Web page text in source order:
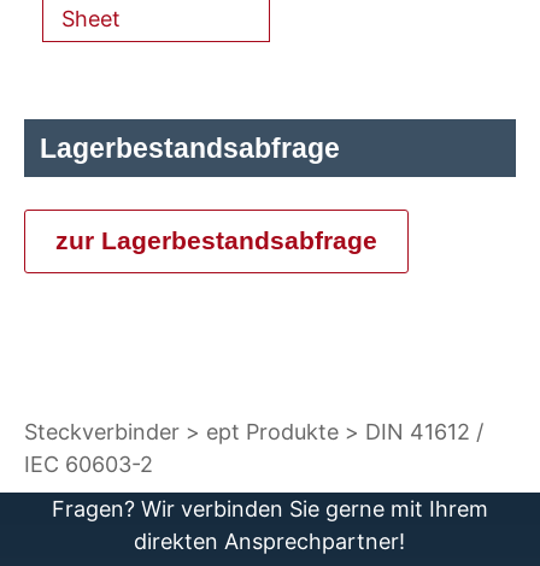
Sheet
Lagerbestandsabfrage
zur Lagerbestandsabfrage
Steckverbinder ept Produkte
DIN 41612 /
IEC 60603-2
Fragen? Wir verbinden Sie gerne mit Ihrem
direkten Ansprechpartner!